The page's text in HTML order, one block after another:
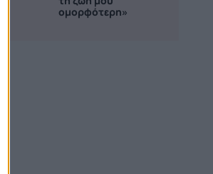
ομορφότερη»